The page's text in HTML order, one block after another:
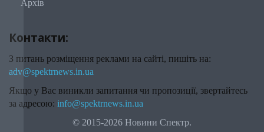
Архів
Контакти:
З питань розміщення реклами на сайті, пишіть на:
adv@spektrnews.in.ua
Якщо у Вас виникли запитання чи пропозиції, звертайтесь
за адресою: info@spektrnews.in.ua
© 2015-2026 Новини Спектр.